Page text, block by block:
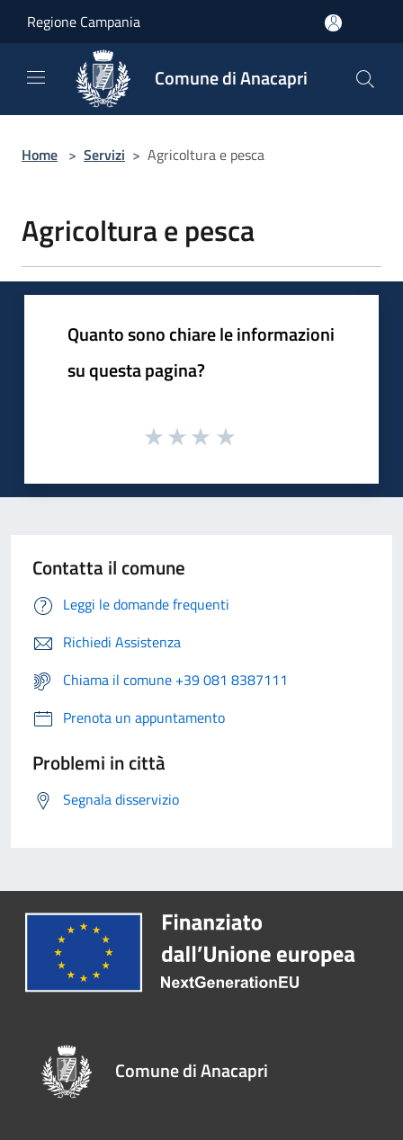
Regione Campania
Comune di Anacapri
Home > Servizi > Agricoltura e pesca
Agricoltura e pesca
Quanto sono chiare le informazioni
su questa pagina?
Contatta il comune
Leggi le domande frequenti
Richiedi Assistenza
Chiama il comune +39 081 8387111
Prenota un appuntamento
Problemi in città
Segnala disservizio
Comune di Anacapri